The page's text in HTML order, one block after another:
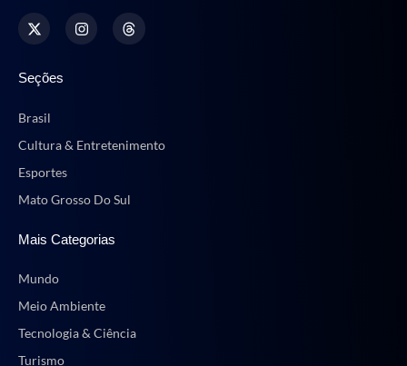
Seções
Brasil
Cultura & Entretenimento
Esportes
Mato Grosso Do Sul
Mais Categorias
Mundo
Meio Ambiente
Tecnologia & Ciência
Turismo